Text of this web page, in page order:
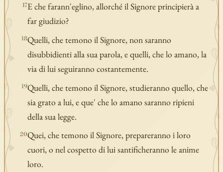
17E che farann'eglino, allorché il Signore principierà a
far giudizio?
18Quelli, che temono il Signore, non saranno
disubbidienti alla sua parola, e quelli, che lo amano, la
via di lui seguiranno costantemente.
19Quelli, che temono il Signore, studieranno quello, che
sia grato a lui, e que' che lo amano saranno ripieni
della sua legge.
20Quei, che temono il Signore, prepareranno i loro
cuori, o nel cospetto di lui santificheranno le anime
loro.